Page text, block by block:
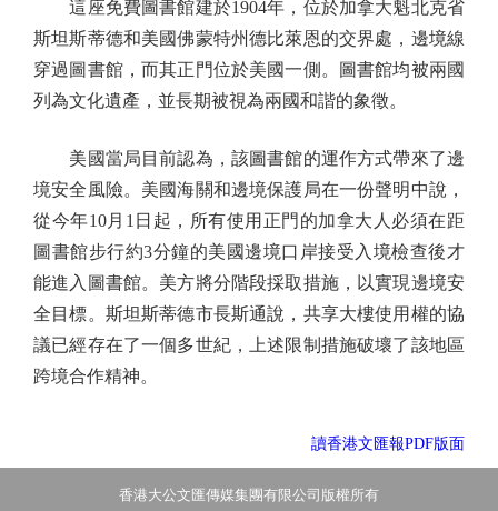
這座免費圖書館建於1904年，位於加拿大魁北克省
斯坦斯蒂德和美國佛蒙特州德比萊恩的交界處，邊境線
穿過圖書館，而其正門位於美國一側。圖書館均被兩國
列為文化遺產，並長期被視為兩國和諧的象徵。
美國當局目前認為，該圖書館的運作方式帶來了邊
境安全風險。美國海關和邊境保護局在一份聲明中說，
從今年10月1日起，所有使用正門的加拿大人必須在距
圖書館步行約3分鐘的美國邊境口岸接受入境檢查後才
能進入圖書館。美方將分階段採取措施，以實現邊境安
全目標。斯坦斯蒂德市長斯通說，共享大樓使用權的協
議已經存在了一個多世紀，上述限制措施破壞了該地區
跨境合作精神。
讀香港文匯報PDF版面
香港大公文匯傳媒集團有限公司版權所有